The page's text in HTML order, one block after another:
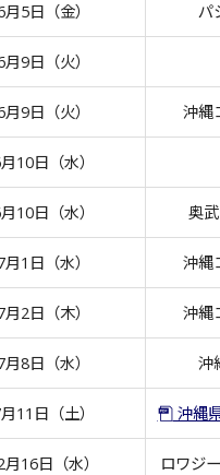
月5日（金） パ
月9日（火）
月9日（火） 沖縄
10日（水）
10日（水） 奥
月1日（水） 沖縄
月2日（木） 沖縄
月8日（水） 沖
11日（土） 沖縄
月16日（水） ロワジ